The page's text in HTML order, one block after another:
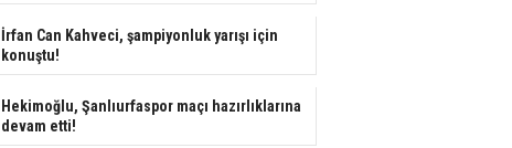
İrfan Can Kahveci, şampiyonluk yarışı için
konuştu!
Hekimoğlu, Şanlıurfaspor maçı hazırlıklarına
devam etti!